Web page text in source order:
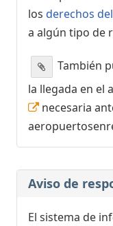
los derechos
a algún tipo de
También
la llegada en el
necesaria
Aviso de
El sistema de